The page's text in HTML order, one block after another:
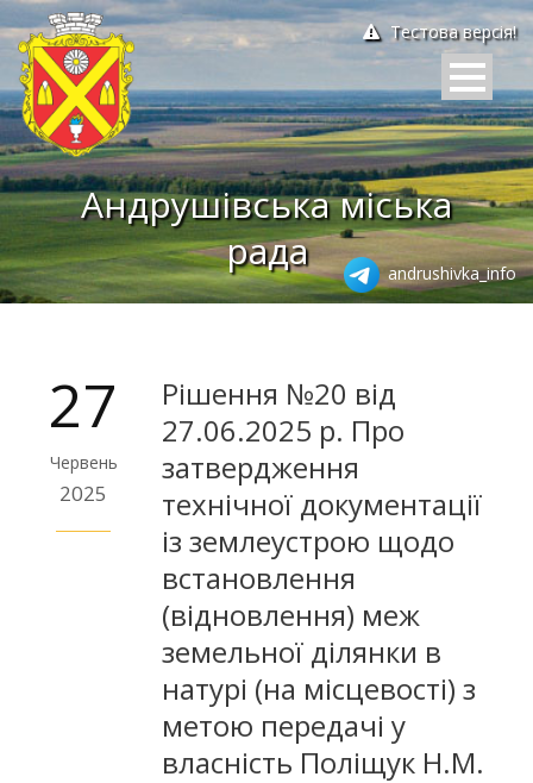
Тестова версія!
Андрушівська міська
рада
andrushivka_info
27
Червень
2025
Рішення №20 від
27.06.2025 р. Про
затвердження
технічної документації
із землеустрою щодо
встановлення
(відновлення) меж
земельної ділянки в
натурі (на місцевості) з
метою передачі у
власність Поліщук Н.М.